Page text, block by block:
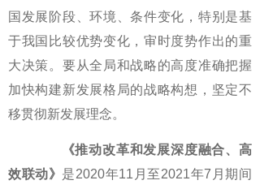
国发展阶段、环境、条件变化，特别是基
于我国比较优势变化，审时度势作出的重
大决策。要从全局和战略的高度准确把握
加快构建新发展格局的战略构想，坚定不
移贯彻新发展理念。
《推动改革和发展深度融合、高
效联动》 是2020年11月至2021年7月期间